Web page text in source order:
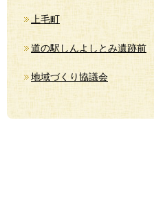
上毛町
道の駅しんよしとみ遺跡前
地域づくり協議会